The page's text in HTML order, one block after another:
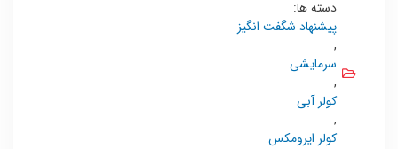
دسته ها:
پیشنهاد شگفت انگیز
,
سرمایشی
,
کولر آبی
,
کولر ایرومکس